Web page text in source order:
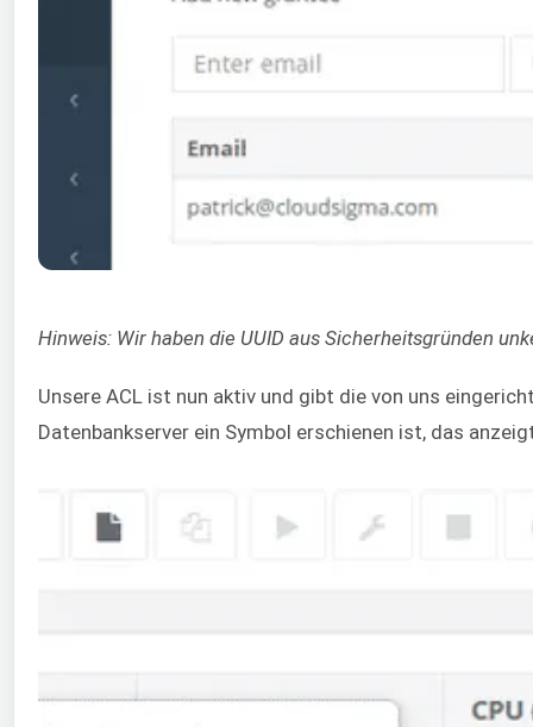
Hinweis: Wir haben die UUID aus Sicherheitsgründen
Unsere ACL ist nun aktiv und gibt die von uns
Datenbankserver ein Symbol erschienen ist, das